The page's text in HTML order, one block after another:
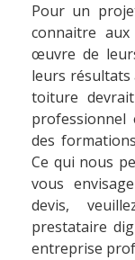
Pour un
connaitre
œuvre de
leurs résultats
toiture
des
Ce qui nous
vous
devis,
prestataire
entreprise